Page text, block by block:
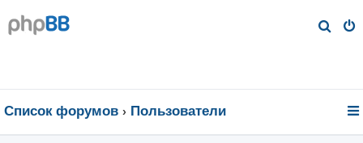
Список форумов Пользователи